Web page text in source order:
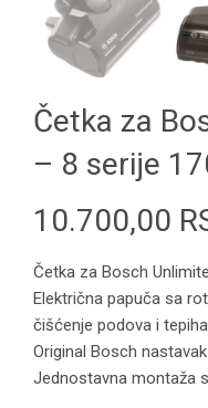
Četka za
– 8 serije
10.700,00
Četka za Bosch
Električna papuča sa
čišćenje podova i
Original Bosch
Jednostavna montaža